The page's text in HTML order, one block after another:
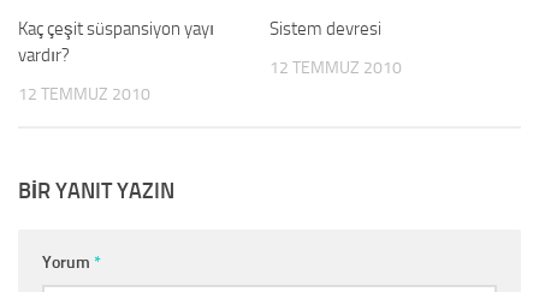
Kaç çeşit süspansiyon yayı
vardır?
12 TEMMUZ 2010
Sistem devresi
12 TEMMUZ 2010
BIR YANIT YAZIN
Yorum *